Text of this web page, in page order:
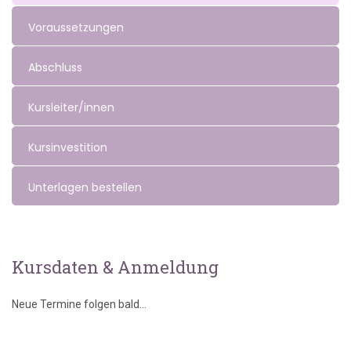
Voraussetzungen
Abschluss
Kursleiter/innen
Kursinvestition
Unterlagen bestellen
Kursdaten & Anmeldung
Neue Termine folgen bald...